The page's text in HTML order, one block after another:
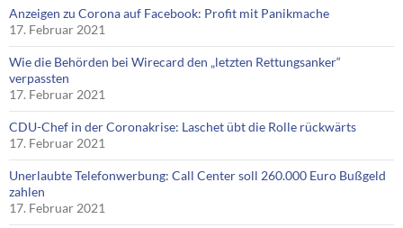
Anzeigen zu Corona auf Facebook: Profit mit Panikmache
17. Februar 2021
Wie die Behörden bei Wirecard den „letzten Rettungsanker“
verpassten
17. Februar 2021
CDU-Chef in der Coronakrise: Laschet übt die Rolle rückwärts
17. Februar 2021
Unerlaubte Telefonwerbung: Call Center soll 260.000 Euro Bußgeld
zahlen
17. Februar 2021